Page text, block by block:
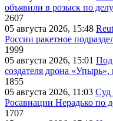
объявили в розыск по
2607
05 августа 2026, 15:48
России ракетное
1999
05 августа 2026, 15:01 Под
создателя дрона «Упырь»,
1855
05 августа 2026, 11:03 Суд
Росавиации Нерадько по
1707